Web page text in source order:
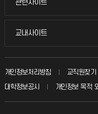
입학안내
칭찬마당
학생서비스 지킴이
관련사이트
국방헬프콜
교내사이트
교내사이트
교수회
교육혁신본부
개인정보처리방침 교직원찾기
대학정보공시
개인정보 목적